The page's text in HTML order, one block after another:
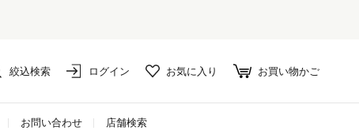
絞込検索 ログイン お気に入り お買い物かご
お問い合わせ 店舗検索